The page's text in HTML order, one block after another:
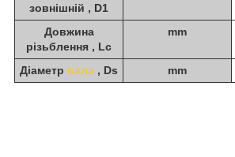
зовнішній , D1
Довжина
різьблення , Lc
mm
Діаметр вала , Ds mm